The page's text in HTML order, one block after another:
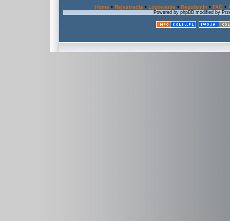
Home • Rejestracja • Logowanie • Regulamin • FAQ •
Powered by phpBB modified by